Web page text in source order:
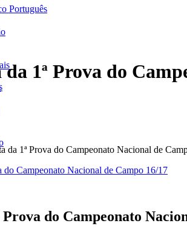
Português
1ª Prova do
da 1ª Prova do Campeonato Nacional de
do Campeonato